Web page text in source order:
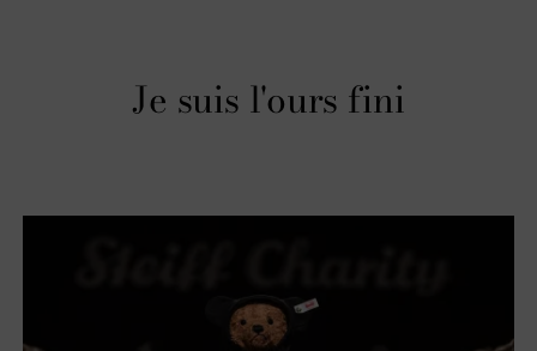
Je suis l'ours fini